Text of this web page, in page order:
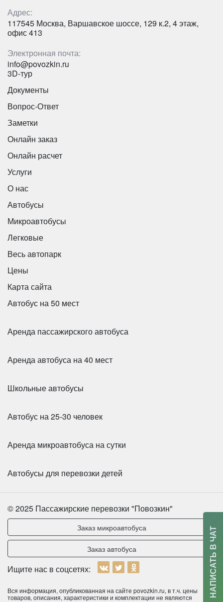
Класс:туристический
Higer KLQ6119 - белый на 47 мест
HYUNDAI Universe Space Luxury 43 места
Количество мест:
Цена от:
2800 руб/час
Адрес:
117545 Москва, Варшавское шоссе, 129 к.2, 4 этаж,
офис 413
Электронная почта:
info@povozkin.ru
3D-тур
Документы
Вопрос-Ответ
Заметки
Онлайн заказ
Онлайн расчет
Услуги
О нас
Автобусы
Микроавтобусы
Легковые
Весь автопарк
Цены
Карта сайта
Автобус на 50 мест
Аренда пассажирского автобуса
Аренда автобуса на 40 мест
Школьные автобусы
Автобус на 25-30 человек
Аренда микроавтобуса на сутки
Автобусы для перевозки детей
© 2025 Пассажирские перевозки "Повозкин"
Заказ микроавтобуса
Заказ автобуса
Ищите нас в соцсетях:
Вся информация, опубликованная на сайте povozkin.ru, в т.ч. цены
товаров, описания, характеристики и комплектации не являются
НАПИСАТЬ В ЧАТ